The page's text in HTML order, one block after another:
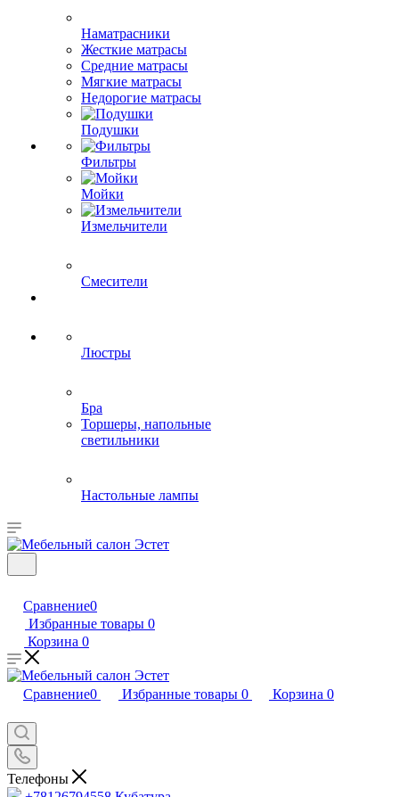
Наматрасники
Жесткие матрасы
Средние матрасы
Мягкие матрасы
Недорогие матрасы
Подушки
Фильтры
Мойки
Измельчители
Смесители
Люстры
Бра
Торшеры, напольные
светильники
Настольные лампы
Сравнение0
Избранные товары 0
Корзина 0
Сравнение0 Избранные товары 0 Корзина 0
Телефоны